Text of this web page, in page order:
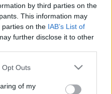
by third parties on the
This information may
parties on the IAB’s List of
further disclose it to other
uses one or more Google
behaviour. You may click to
Opt Outs
of my
BE A DOCTOR